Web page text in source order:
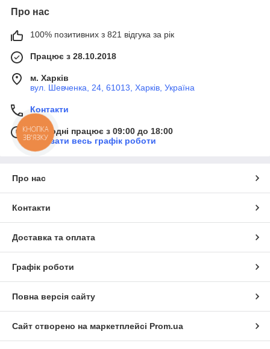
Про нас
100% позитивних з 821 відгука за рік
Працює з 28.10.2018
м. Харків
вул. Шевченка, 24, 61013, Харків, Україна
Контакти
Сьогодні працює з 09:00 до 18:00
Показати весь графік роботи
Про нас
Контакти
Доставка та оплата
Графік роботи
Повна версія сайту
Сайт створено на маркетплейсі Prom.ua
КНОПКА
ЗВ'ЯЗКУ